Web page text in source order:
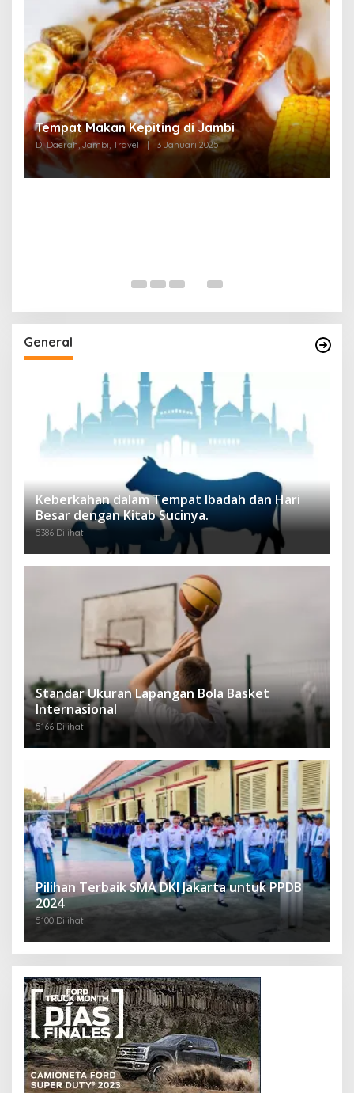
Tempat Makan di Thehok Jambi
Di Daerah, Jambi, Travel 3 Januari 2025
General
Keberkahan dalam Tempat Ibadah dan Hari
Besar dengan Kitab Sucinya.
5386 Dilihat
Standar Ukuran Lapangan Bola Basket
Internasional
5166 Dilihat
Pilihan Terbaik SMA DKI Jakarta untuk PPDB
2024
5100 Dilihat